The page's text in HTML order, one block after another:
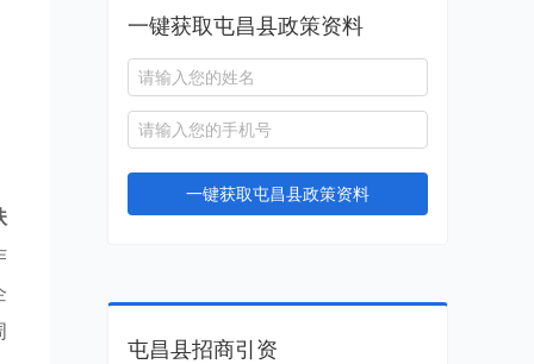
一键获取屯昌县政策资料
一键获取屯昌县政策资料
屯昌县招商引资